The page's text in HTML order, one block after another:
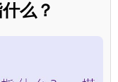
么？